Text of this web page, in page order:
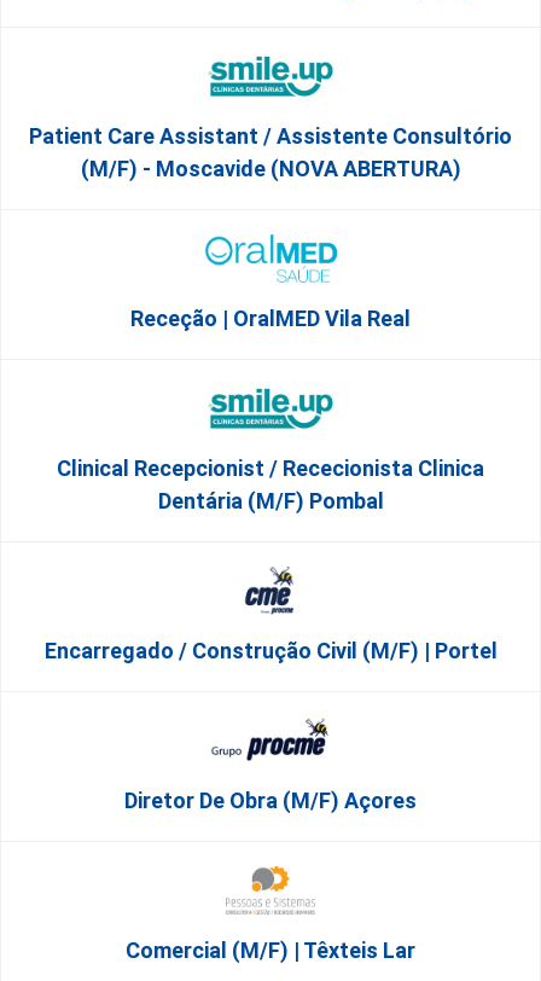
Patient Care Assistant / Assistente Consultório
(M/F) - Moscavide (NOVA ABERTURA)
Receção | OralMED Vila Real
Clinical Recepcionist / Rececionista Clinica
Dentária (M/F) Pombal
Encarregado / Construção Civil (m/f) | Portel
Diretor De Obra (m/f) Açores
Comercial (m/f) | Têxteis Lar